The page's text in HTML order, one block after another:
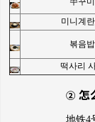
미니계
볶음밥
떡사리
② 怎
地铁4号线明